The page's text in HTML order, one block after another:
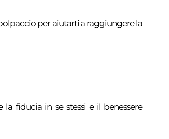
per aiutarti a raggiungere la
fiducia in se stessi e il benessere